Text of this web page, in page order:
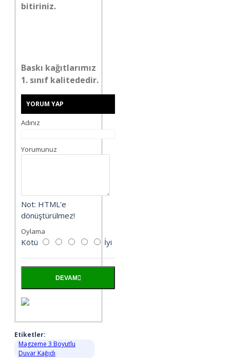
bitiriniz.
Baskı kağıtlarımız
1. sınıf kalitededir.
YORUM YAP
Adınız
Yorumunuz
Not: HTML'e
dönüştürülmez!
Oylama
Kötü İyi
DEVAM
Etiketler:
Magzeme 3 Boyutlu
Duvar Kağıdı